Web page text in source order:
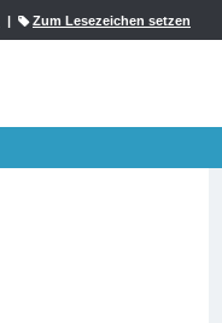
| Zum Lesezeichen setzen